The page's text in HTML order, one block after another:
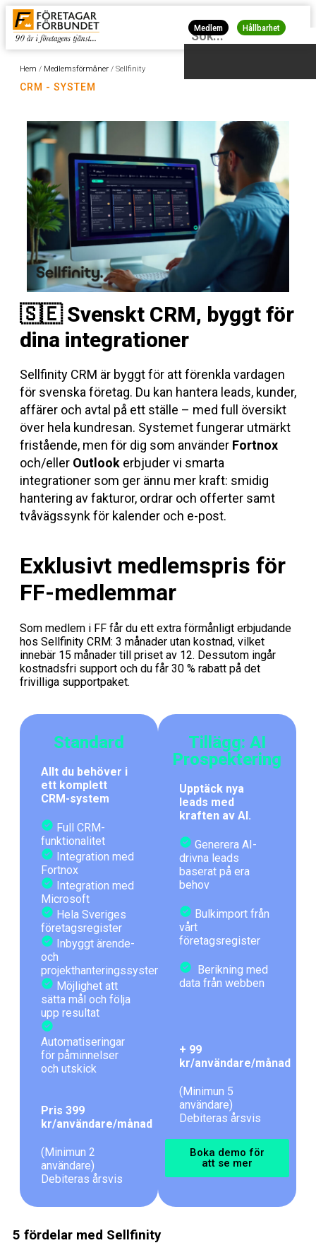
Medlem Hållbarhet
Hem / Medlemsförmåner / Sellfinity
CRM - SYSTEM
🇸🇪 Svenskt CRM, byggt för
dina integrationer
Sellfinity CRM är byggt för att förenkla vardagen
för svenska företag. Du kan hantera leads, kunder,
affärer och avtal på ett ställe – med full översikt
över hela kundresan. Systemet fungerar utmärkt
fristående, men för dig som använder Fortnox
och/eller Outlook erbjuder vi smarta
integrationer som ger ännu mer kraft: smidig
hantering av fakturor, ordrar och offerter samt
tvåvägssynk för kalender och e-post.
Exklusivt medlemspris för
FF-medlemmar
Som medlem i FF får du ett extra förmånligt erbjudande
hos Sellfinity CRM: 3 månader utan kostnad, vilket
innebär 15 månader till priset av 12. Dessutom ingår
kostnadsfri support och du får 30 % rabatt på det
frivilliga supportpaket.
Standard
Allt du behöver i
ett komplett
CRM-system
Full CRM-
funktionalitet
Integration med
Fortnox
Integration med
Microsoft
Hela Sveriges
företagsregister
Inbyggt ärende-
och
projekthanteringssystem
Möjlighet att
sätta mål och följa
upp resultat
Automatiseringar
för påminnelser
och utskick
Pris 399
kr/användare/månad
(Minimun 2
användare)
Debiteras årsvis
Tillägg: AI
Prospektering
Upptäck nya
leads med
kraften av AI.
Generera AI-
drivna leads
baserat på era
behov
Bulkimport från
vårt
företagsregister
Berikning med
data från webben
+ 99
kr/användare/månad
(Minimun 5
användare)
Debiteras årsvis
Boka demo för
att se mer
5 fördelar med Sellfinity